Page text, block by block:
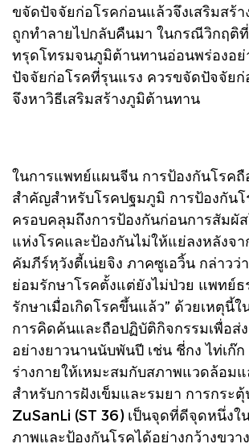
ขจัดปัจจัยก่อโรคก่อนแล้วจึงเสริมสร้
ถูกทำลายไปกลับคืนมา ในกรณีวิกฤติ
ทรุดโทรมจนภูมิต้านทานอ่อนพร่องอย่
ปัจจัยก่อโรคที่รุนแรง ควรขจัดปัจจัย
จึงหาวิธีเสริมสร้างภูมิต้านทาน
ในการแพทย์แผนจีน การป้องกันโรคถื
สำคัญสำหรับโรคปฐมภูมิ การป้องกัน
ครอบคลุมถึงการป้องกันก่อนการสัมผั
แห่งโรคและป้องกันไม่ให้แย่ลงหลังจา
คัมภีร์หฺวังตี้เน่ยจิง ภาคซูเอวิ้น กล่าวว่
ย่อมรักษาโรคตั้งแต่ยังไม่ป่วย แพทย์ธ
รักษาเมื่อเกิดโรคขึ้นแล้ว” ด้วยเหตุนี้ใ
การคิดค้นและถือปฏิบัติกิจกรรมเพื่อส่
อย่างยาวนานนับพันปี เช่น ชี่กง ไท่เก๊
ร่างกายให้เหมะสมกับสภาพแวดล้อม
สำหรับการฝังเข็มและรมยา การกระ
ZuSanLi (ST 36) เป็นจุดที่ดีจุดหนึ่งใ
ภาพและป้องกันโรคได้อย่างกว้างขวา